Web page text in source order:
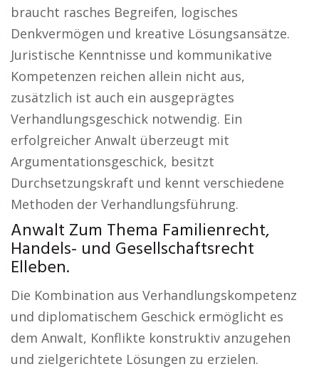
braucht rasches Begreifen, logisches
Denkvermögen und kreative Lösungsansätze.
Juristische Kenntnisse und kommunikative
Kompetenzen reichen allein nicht aus,
zusätzlich ist auch ein ausgeprägtes
Verhandlungsgeschick notwendig. Ein
erfolgreicher Anwalt überzeugt mit
Argumentationsgeschick, besitzt
Durchsetzungskraft und kennt verschiedene
Methoden der Verhandlungsführung.
Anwalt Zum Thema Familienrecht,
Handels- und Gesellschaftsrecht
Elleben.
Die Kombination aus Verhandlungskompetenz
und diplomatischem Geschick ermöglicht es
dem Anwalt, Konflikte konstruktiv anzugehen
und zielgerichtete Lösungen zu erzielen.